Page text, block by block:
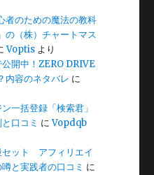
者のための魔法の教科
の（株）チャートマス
Voptis より
開中！ZERO DRIVE
内容のネタバレ に
一括登録「検索君」
口コミ にVopdqb
セット アフィリエイ
と実践者の口コミ に